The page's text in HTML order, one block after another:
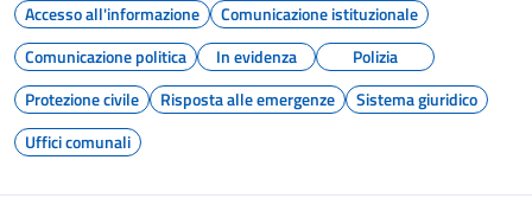
Accesso all'informazione
Comunicazione istituzionale
Comunicazione politica
In evidenza
Polizia
Protezione civile
Risposta alle emergenze
Sistema giuridico
Uffici comunali